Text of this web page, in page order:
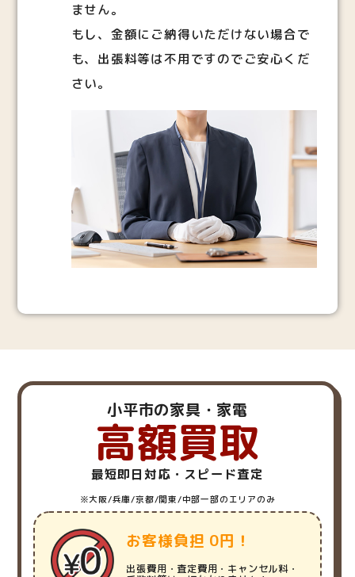
ません。
もし、金額にご納得いただけない場合で
も、出張料等は不用ですのでご安心くだ
さい。
小平市の家具・家電
高額買取
最短即日対応・スピード査定
※大阪/兵庫/京都/関東/中部一部のエリアのみ
お客様負担 0円！
出張費用・査定費用・キャンセル料・